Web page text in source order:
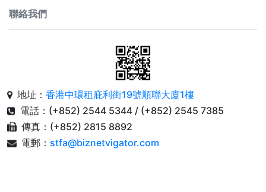
聯絡我們
地址： 香港中環租庇利街19號順聯大廈1樓
電話：(+852) 2544 5344 / (+852) 2545 7385
傳真：(+852) 2815 8892
電郵： stfa@biznetvigator.com